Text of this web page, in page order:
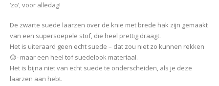
‘zo’, voor alledag!
De zwarte suede laarzen over de knie met brede hak zijn gemaakt
van een supersoepele stof, die heel prettig draagt.
Het is uiteraard geen echt suede – dat zou niet zo kunnen rekken
🙃- maar een heel tof suedelook materiaal.
Het is bijna niet van echt suede te onderscheiden, als je deze
laarzen aan hebt.